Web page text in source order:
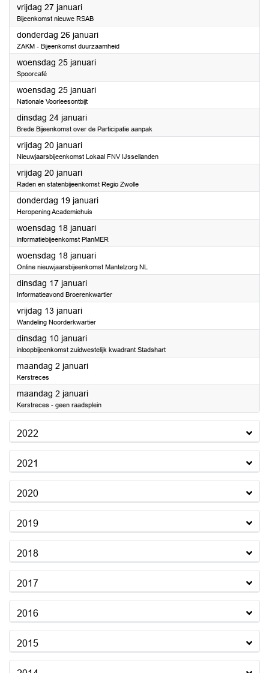
vrijdag 27 januari2023
Bijeenkomst nieuwe RSAB
donderdag 26 januari2023
ZAKM - Bijeenkomst duurzaamheid
woensdag 25 januari2023
Spoorcafé
woensdag 25 januari2023
Nationale Voorleesontbijt
dinsdag 24 januari2023
Brede Bijeenkomst over de Participatie aanpak
vrijdag 20 januari2023
Nieuwjaarsbijeenkomst Lokaal FNV IJssellanden
vrijdag 20 januari2023
Raden en statenbijeenkomst Regio Zwolle
donderdag 19 januari2023
Heropening Academiehuis
woensdag 18 januari2023
informatiebijeenkomst PlanMER
woensdag 18 januari2023
Online nieuwjaarsbijeenkomst Mantelzorg NL
dinsdag 17 januari2023
Informatieavond Broerenkwartier
vrijdag 13 januari2023
Wandeling Noorderkwartier
dinsdag 10 januari2023
inloopbijeenkomst zuidwestelijk kwadrant Stadshart
maandag 2 januari2023
Kerstreces
maandag 2 januari2023
Kerstreces - geen raadsplein
2022
2021
2020
2019
2018
2017
2016
2015